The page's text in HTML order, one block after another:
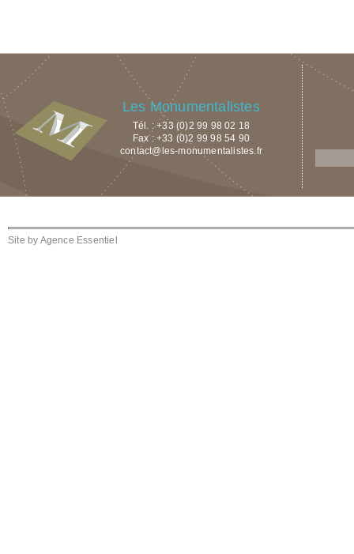
Les Monumentalistes
Tél. : +33 (0)2 99 98 02 18
Fax : +33 (0)2 99 98 54 90
contact@les-monumentalistes.fr
Site by Agence Essentiel